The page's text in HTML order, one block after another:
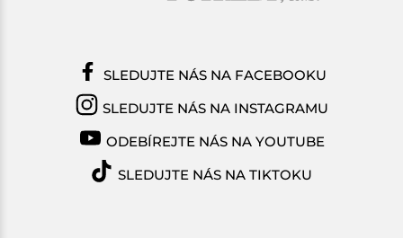
SLEDUJTE NÁS NA FACEBOOKU
SLEDUJTE NÁS NA INSTAGRAMU
ODEBÍREJTE NÁS NA YOUTUBE
SLEDUJTE NÁS NA TIKTOKU